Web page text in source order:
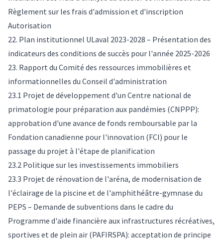
Règlement sur les frais d'admission et d'inscription
Autorisation
22. Plan institutionnel ULaval 2023-2028 – Présentation des
indicateurs des conditions de succès pour l'année 2025-2026
23. Rapport du Comité des ressources immobilières et
informationnelles du Conseil d'administration
23.1 Projet de développement d'un Centre national de
primatologie pour préparation aux pandémies (CNPPP):
approbation d'une avance de fonds remboursable par la
Fondation canadienne pour l'innovation (FCI) pour le
passage du projet à l'étape de planification
23.2 Politique sur les investissements immobiliers
23.3 Projet de rénovation de l'aréna, de modernisation de
l'éclairage de la piscine et de l'amphithéâtre-gymnase du
PEPS – Demande de subventions dans le cadre du
Programme d'aide financière aux infrastructures récréatives,
sportives et de plein air (PAFIRSPA): acceptation de principe